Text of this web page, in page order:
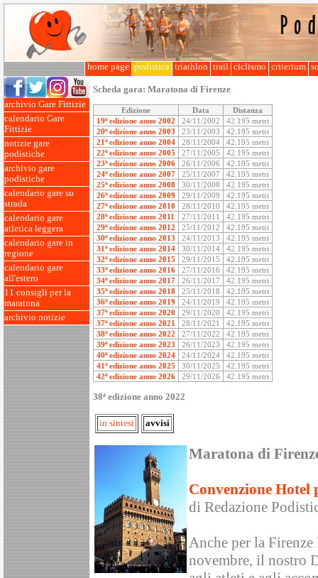
home page podistica triathlon trail ciclismo criterium
archivio Gare Fittizie
calendario Gare
Fittizie
notizie gare
podistiche
archivio gare
podistiche
calendario gare su
strada
calendario gare
atletica leggera
calendario gare in
regione
calendario gare
all'estero
11 consigli per la
maratona
archivio notizie
Scheda gara: Maratona di Firenze
Edizione Data
Distanza
19ª edizione anno 2002
24/11/2002
42.195 metri
20ª edizione anno 2003
23/11/2003
42.195 metri
21ª edizione anno 2004
28/11/2004
42.195 metri
22ª edizione anno 2005
27/11/2005
42.195 metri
23ª edizione anno 2006
26/11/2006
42.195 metri
24ª edizione anno 2007
25/11/2007
42.195 metri
25ª edizione anno 2008
30/11/2008
42.195 metri
26ª edizione anno 2009
29/11/2009
42.195 metri
27ª edizione anno 2010
28/11/2010
42.195 metri
28ª edizione anno 2011
27/11/2011
42.195 metri
29ª edizione anno 2012
25/11/2012
42.195 metri
30ª edizione anno 2013
24/11/2013
42.195 metri
31ª edizione anno 2014
30/11/2014
42.195 metri
32ª edizione anno 2015
29/11/2015
42.195 metri
33ª edizione anno 2016
27/11/2016
42.195 metri
34ª edizione anno 2017
26/11/2017
42.195 metri
35ª edizione anno 2018
25/11/2018
42.195 metri
36ª edizione anno 2019
24/11/2019
42.195 metri
37ª edizione anno 2020
29/11/2020
42.195 metri
37ª edizione anno 2021
28/11/2021
42.195 metri
38ª edizione anno 2022
27/11/2022
42.195 metri
39ª edizione anno 2023
26/11/2023
42.195 metri
40ª edizione anno 2024
24/11/2024
42.195 metri
41ª edizione anno 2025
30/11/2025
42.195 metri
42ª edizione anno 2026
29/11/2026 42.195 metri
38ª edizione anno 2022
in sintesi avvisi
Maratona di
Convenzione Hotel
di Redazione
Anche per la
novembre, il nostro